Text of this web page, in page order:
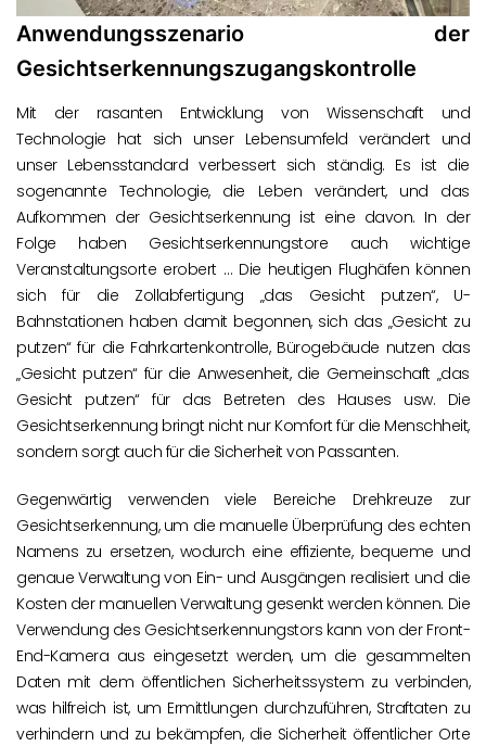
Anwendungsszenario der
Gesichtserkennungszugangskontrolle
Mit der rasanten Entwicklung von Wissenschaft und
Technologie hat sich unser Lebensumfeld verändert und
unser Lebensstandard verbessert sich ständig. Es ist die
sogenannte Technologie, die Leben verändert, und das
Aufkommen der Gesichtserkennung ist eine davon. In der
Folge haben Gesichtserkennungstore auch wichtige
Veranstaltungsorte erobert … Die heutigen Flughäfen können
sich für die Zollabfertigung „das Gesicht putzen“, U-
Bahnstationen haben damit begonnen, sich das „Gesicht zu
putzen“ für die Fahrkartenkontrolle, Bürogebäude nutzen das
„Gesicht putzen“ für die Anwesenheit, die Gemeinschaft „das
Gesicht putzen“ für das Betreten des Hauses usw. Die
Gesichtserkennung bringt nicht nur Komfort für die Menschheit,
sondern sorgt auch für die Sicherheit von Passanten.
Gegenwärtig verwenden viele Bereiche Drehkreuze zur
Gesichtserkennung, um die manuelle Überprüfung des echten
Namens zu ersetzen, wodurch eine effiziente, bequeme und
genaue Verwaltung von Ein- und Ausgängen realisiert und die
Kosten der manuellen Verwaltung gesenkt werden können. Die
Verwendung des Gesichtserkennungstors kann von der Front-
End-Kamera aus eingesetzt werden, um die gesammelten
Daten mit dem öffentlichen Sicherheitssystem zu verbinden,
was hilfreich ist, um Ermittlungen durchzuführen, Straftaten zu
verhindern und zu bekämpfen, die Sicherheit öffentlicher Orte